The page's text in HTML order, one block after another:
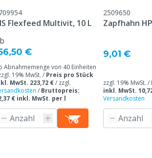
bei,
Haut
zur
Haar,
des)
Flexfeed Multivit, 10 L
€
Abnahmemenge von 40 Einheiten
19% MwSt. / Preis pro Stück
MwSt. 223,72 €/ zzgl.
/ Bruttopreis:
€ inkl. MwSt. per l
2509650
Zapfhahn
9,01 €
zzgl. 19% MwSt. /
inkl. MwSt.
Versandkosten